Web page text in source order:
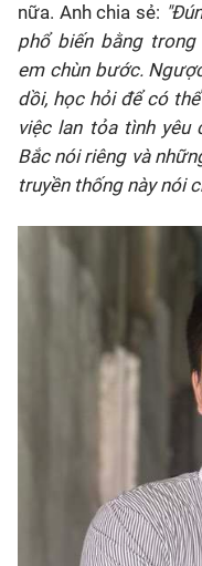
nữa. Anh chia sẻ:
phổ biến bằng
em chùn bước.
dồi, học hỏi để có
việc lan tỏa tình yêu
Bắc nói riêng và
truyền thống này nói